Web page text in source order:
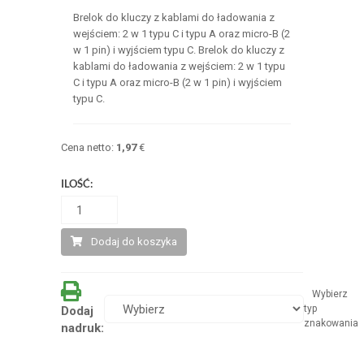
Brelok do kluczy z kablami do ładowania z
wejściem: 2 w 1 typu C i typu A oraz micro-B (2
w 1 pin) i wyjściem typu C. Brelok do kluczy z
kablami do ładowania z wejściem: 2 w 1 typu
C i typu A oraz micro-B (2 w 1 pin) i wyjściem
typu C.
Cena netto: 1,97€
ILOŚĆ:
Dodaj do koszyka
Dodaj
nadruk:
Wybierz
typ
znakowania